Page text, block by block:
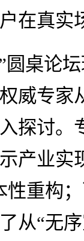
在真实
圆桌论
威专家
探讨
产业实
性重构
从“无